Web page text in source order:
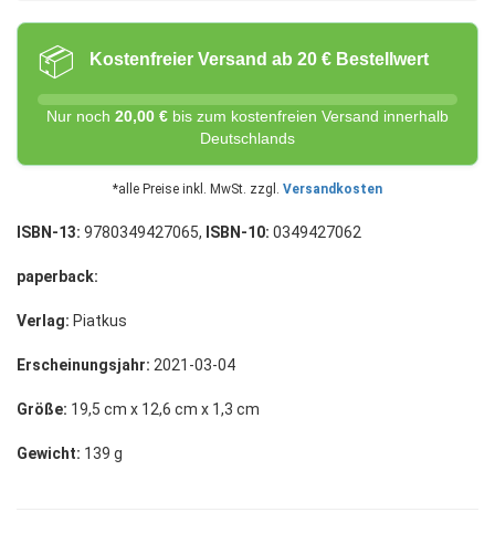
📦 Kostenfreier Versand ab 20 € Bestellwert
Nur noch 20,00 € bis zum kostenfreien Versand innerhalb
Deutschlands
*alle Preise inkl. MwSt. zzgl. Versandkosten
ISBN-13: 9780349427065, ISBN-10: 0349427062
paperback:
Verlag: Piatkus
Erscheinungsjahr: 2021-03-04
Größe: 19,5 cm x 12,6 cm x 1,3 cm
Gewicht: 139 g